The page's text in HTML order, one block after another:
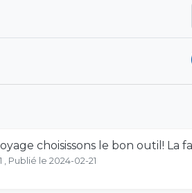
choisissons le bon outil! La
, Publié le 2024-02-21